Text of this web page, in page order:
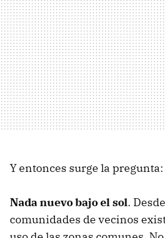
Y entonces surge la
Nada nuevo bajo el sol.
comunidades de vecinos